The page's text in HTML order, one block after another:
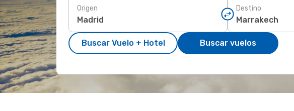
Origen Destino
Buscar Vuelo + Hotel Buscar vuelos